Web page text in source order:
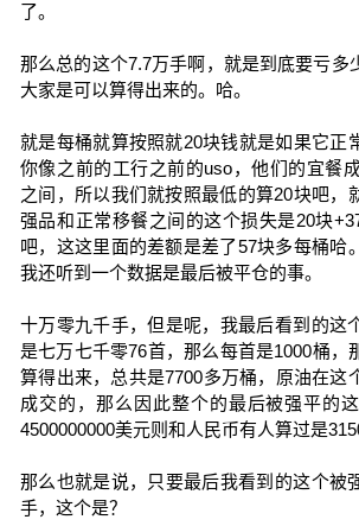
了。
那么总的这个7.7万手啊，就是到底要亏多
大家是可以算得出来的。哈。
就是每桶就算按照就20块钱就是如果它正
你像之前的工行之前的uso，他们的宜餐
之间，所以我们就按照最低的算20块吧，
强品和正常移餐之间的这个损失是20块
吧，这这里面的差额是差了57块多每桶哈
我还听到一个数据是最后被平仓的事。
十万零九千手，但是呢，我最后看到的这
是七万七千零76首，那么每首是1000桶，
算得出来，总共是7700多万桶，原油在这
成交的，那么因此整个的最后被强平的
4500000000美元则和人民币有人算过是
那么也就是说，只要最后我看到的这个被
手，这个是？